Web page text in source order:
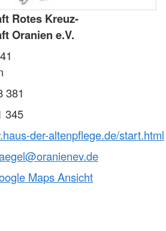
Rotes Kreuz-
Oranien e.V.
381
345
der-altenpflege.de/start.html
Maps Ansicht